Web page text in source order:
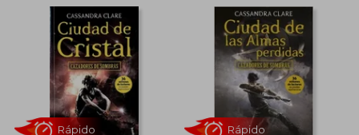
20%
dcto. $ 44.000
40%
dcto.